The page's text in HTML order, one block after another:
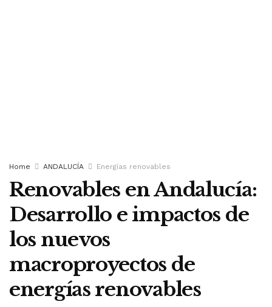
Home ANDALUCÍA Energías renovables
Renovables en Andalucía:
Desarrollo e impactos de
los nuevos
macroproyectos de
energías renovables